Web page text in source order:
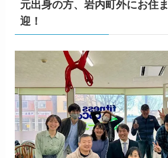
元出身の方、岩内町外にお住
迎！